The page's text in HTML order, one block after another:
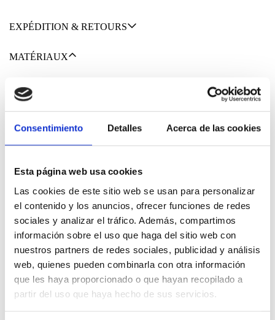
Consentimiento Detalles Acerca de las cookies
Esta página web usa cookies
Las cookies de este sitio web se usan para personalizar
el contenido y los anuncios, ofrecer funciones de redes
sociales y analizar el tráfico. Además, compartimos
información sobre el uso que haga del sitio web con
nuestros partners de redes sociales, publicidad y análisis
web, quienes pueden combinarla con otra información
que les haya proporcionado o que hayan recopilado a
partir del uso que haya hecho de sus servicios.
EXPÉDITION & RETOURS
MATÉRIAUX
Nous n'avons pas à choisir entre être
élégant et conscient. Nos vêtements
sont conçus avec un faible impact afin
que vous soyez les deux.